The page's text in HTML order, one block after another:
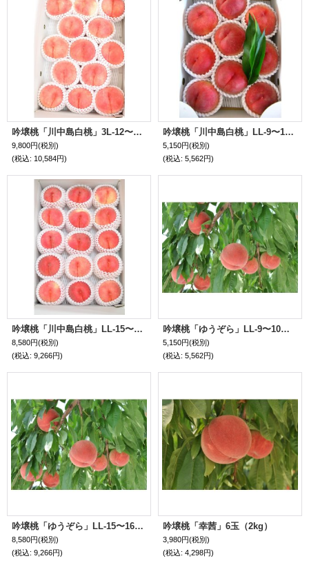
吟壌桃「川中島白桃」3L-12〜14玉（5kg）
9,800円(税別)
(税込: 10,584円)
吟壌桃「川中島白桃」LL-9〜10玉（3kg）
5,150円(税別)
(税込: 5,562円)
吟壌桃「川中島白桃」LL-15〜16玉（5kg）
8,580円(税別)
(税込: 9,266円)
吟壌桃「ゆうぞら」LL-9〜10玉（3kg）
5,150円(税別)
(税込: 5,562円)
吟壌桃「ゆうぞら」LL-15〜16玉（5kg）
8,580円(税別)
(税込: 9,266円)
吟壌桃「幸茜」6玉（2kg）
3,980円(税別)
(税込: 4,298円)